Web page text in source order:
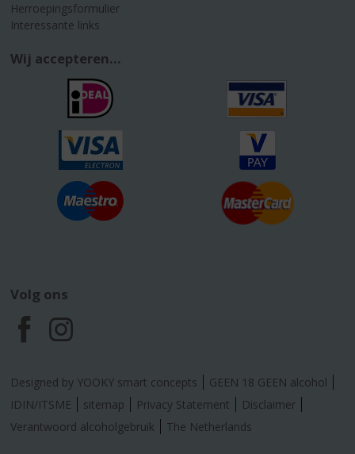
Herroepingsformulier
Interessante links
Wij accepteren...
Volg ons
F
a
c
I
n
s
Designed by YOOKY smart concepts
GEEN 18 GEEN alcohol
IDIN/ITSME
sitemap Privacy Statement
Disclaimer
Verantwoord alcoholgebruik
The Netherlands